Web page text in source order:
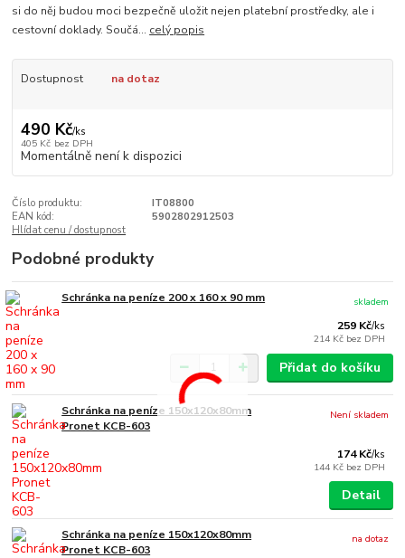
si do něj budou moci bezpečně uložit nejen platební prostředky, ale i
cestovní doklady. Součá... celý popis
Dostupnost na dotaz
490 Kč/ks
405 Kč bez DPH
Momentálně není k dispozici
Číslo produktu:
IT08800
EAN kód:
5902802912503
Hlídat cenu / dostupnost
Podobné produkty
Schránka na peníze 200 x 160 x 90 mm
259 Kč/ks
214 Kč bez DPH
skladem
Přidat do košíku
Schránka na peníze 150x120x80mm
Pronet KCB-603
174 Kč/ks
144 Kč bez DPH
Není skladem
Detail
Schránka na peníze 150x120x80mm
Pronet KCB-603
na dotaz